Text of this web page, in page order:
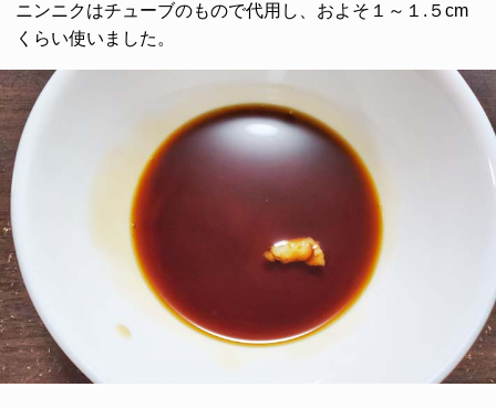
ニンニクはチューブのもので代用し、およそ１～１.５cm
くらい使いました。